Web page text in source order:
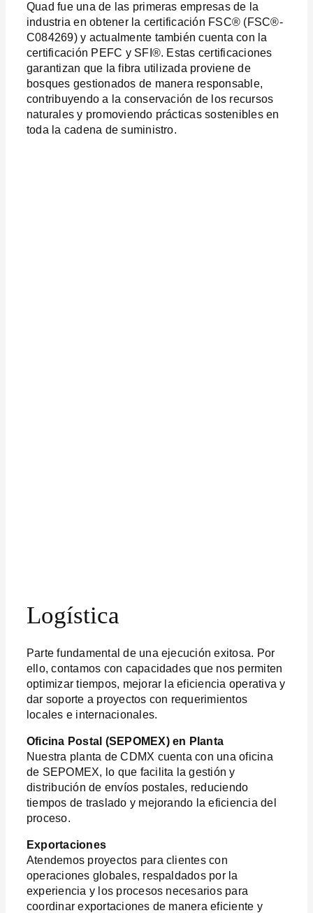
Quad fue una de las primeras empresas de la
industria en obtener la certificación FSC® (FSC®-
C084269) y actualmente también cuenta con la
certificación PEFC y SFI®. Estas certificaciones
garantizan que la fibra utilizada proviene de
bosques gestionados de manera responsable,
contribuyendo a la conservación de los recursos
naturales y promoviendo prácticas sostenibles en
toda la cadena de suministro.
Logística
Parte fundamental de una ejecución exitosa. Por
ello, contamos con capacidades que nos permiten
optimizar tiempos, mejorar la eficiencia operativa y
dar soporte a proyectos con requerimientos
locales e internacionales.
Oficina Postal (SEPOMEX) en Planta
Nuestra planta de CDMX cuenta con una oficina
de SEPOMEX, lo que facilita la gestión y
distribución de envíos postales, reduciendo
tiempos de traslado y mejorando la eficiencia del
proceso.
Exportaciones
Atendemos proyectos para clientes con
operaciones globales, respaldados por la
experiencia y los procesos necesarios para
coordinar exportaciones de manera eficiente y